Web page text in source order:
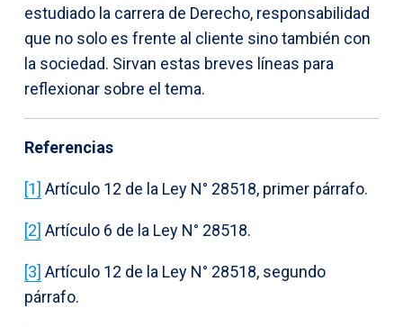
estudiado la carrera de Derecho, responsabilidad
que no solo es frente al cliente sino también con
la sociedad. Sirvan estas breves líneas para
reflexionar sobre el tema.
Referencias
[1] Artículo 12 de la Ley N° 28518, primer párrafo.
[2] Artículo 6 de la Ley N° 28518.
[3] Artículo 12 de la Ley N° 28518, segundo
párrafo.